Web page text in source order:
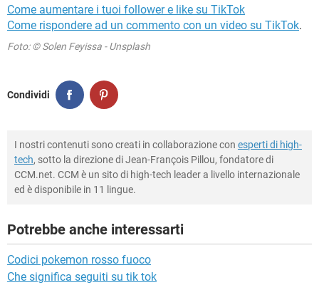
Come aumentare i tuoi follower e like su TikTok
Come rispondere ad un commento con un video su TikTok.
Foto: © Solen Feyissa - Unsplash
Condividi
I nostri contenuti sono creati in collaborazione con esperti di high-
tech, sotto la direzione di Jean-François Pillou, fondatore di
CCM.net. CCM è un sito di high-tech leader a livello internazionale
ed è disponibile in 11 lingue.
Potrebbe anche interessarti
Codici pokemon rosso fuoco
Che significa seguiti su tik tok